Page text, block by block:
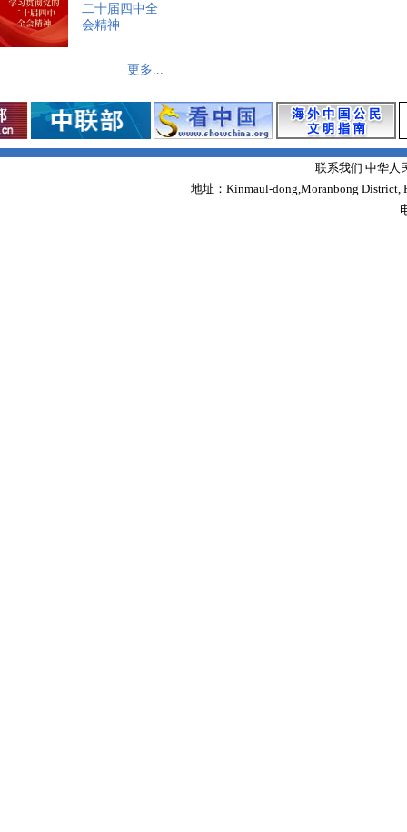
二十届四中全
会精神
更多...
联系我们 中华人
地址：Kinmaul-dong,Moranbong District,